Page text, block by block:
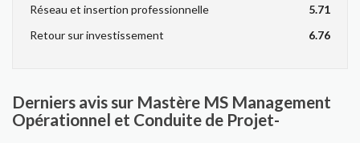
Réseau et insertion professionnelle
5.71
Retour sur investissement
6.76
Derniers avis sur Mastère MS Management
Opérationnel et Conduite de Projet-